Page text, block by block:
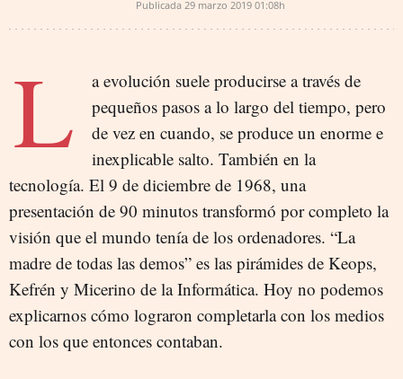
Publicada 29 marzo 2019 01:08h
L
a evolución suele producirse a través de
pequeños pasos a lo largo del tiempo, pero
de vez en cuando, se produce un enorme e
inexplicable salto. También en la
tecnología. El 9 de diciembre de 1968, una
presentación de 90 minutos transformó por completo la
visión que el mundo tenía de los ordenadores. “La
madre de todas las demos” es las pirámides de Keops,
Kefrén y Micerino de la Informática. Hoy no podemos
explicarnos cómo lograron completarla con los medios
con los que entonces contaban.